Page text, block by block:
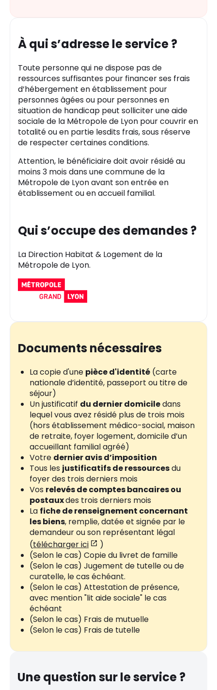
À qui s’adresse le service ?
Toute personne qui ne dispose pas de
ressources suffisantes pour financer ses frais
d’hébergement en établissement pour
personnes âgées ou pour personnes en
situation de handicap peut solliciter une aide
sociale de la Métropole de Lyon pour couvrir en
totalité ou en partie lesdits frais, sous réserve
de respecter certaines conditions.
Attention, le bénéficiaire doit avoir résidé au
moins 3 mois dans une commune de la
Métropole de Lyon avant son entrée en
établissement ou en accueil familial.
Qui s’occupe des demandes ?
La Direction Habitat & Logement de la
Métropole de Lyon.
Documents nécessaires
La copie d'une pièce d'identité (carte
nationale d’identité, passeport ou titre de
séjour)
Un justificatif du dernier domiciledans
lequel vous avez résidé plus de trois mois
(hors établissement médico-social, maison
de retraite, foyer logement, domicile d’un
accueillant familial agréé)
Votre dernier avis d’imposition
Tous les justificatifs de ressourcesdu
foyer des trois derniers mois
Vos relevés de comptes bancaires ou
postauxdes trois derniers mois
La fiche de renseignement concernant
les biens, remplie, datée et signée par le
demandeur ou son représentant légal
(télécharger ici
)
(Selon le cas) Copie du livret de famille
(Selon le cas) Jugement de tutelle ou de
curatelle, le cas échéant.
(Selon le cas) Attestation de présence,
avec mention "lit aide sociale" le cas
échéant
(Selon le cas) Frais de mutuelle
(Selon le cas) Frais de tutelle
Une question sur le service ?